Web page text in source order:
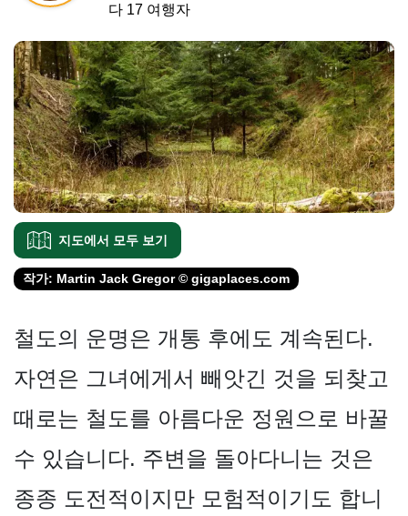
다 17 여행자
지도에서 모두 보기
작가: Martin Jack Gregor © gigaplaces.com
철도의 운명은 개통 후에도 계속된다.
자연은 그녀에게서 빼앗긴 것을 되찾고
때로는 철도를 아름다운 정원으로 바꿀
수 있습니다. 주변을 돌아다니는 것은
종종 도전적이지만 모험적이기도 합니